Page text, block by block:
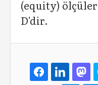
(equity)
D'dir.